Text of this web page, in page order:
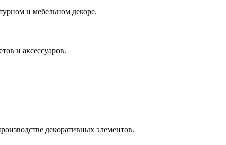
и мебельном декоре.
и аксессуаров.
декоративных элементов.